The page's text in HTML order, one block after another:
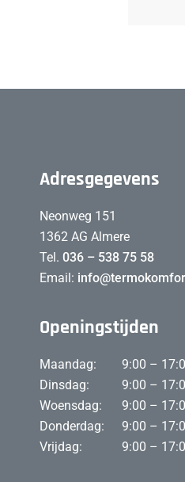
Adresgegevens
Neonweg 151
1362 AG Almere
Tel.036 – 538 75 58
Email:
Openingstijden
Maandag:
9:00 –
Dinsdag:
9:00 –
Woensdag:
9:00 –
Donderdag:
9:00 –
Vrijdag:
9:00 –